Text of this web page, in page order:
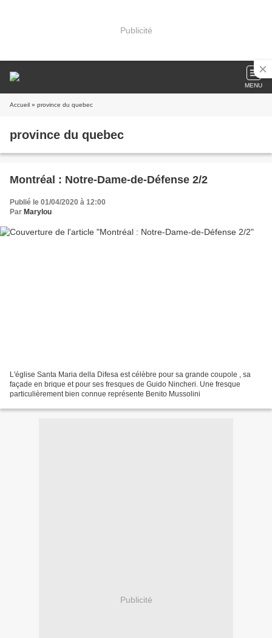
Publicité
MENU
Accueil » province du quebec
province du quebec
Montréal : Notre-Dame-de-Défense 2/2
Publié le 01/04/2020 à 12:00
Par Marylou
L'église Santa Maria della Difesa est célèbre pour sa grande coupole , sa
façade en brique et pour ses fresques de Guido Nincheri. Une fresque
particulièrement bien connue représente Benito Mussolini
Publicité